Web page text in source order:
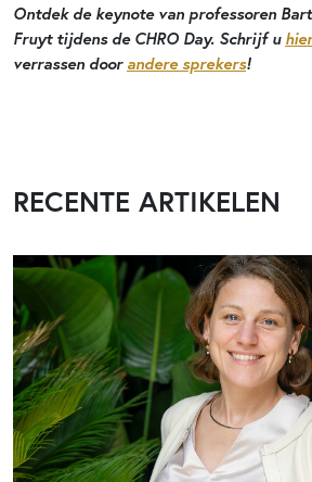
Ontdek de keynote van professoren
Fruyt tijdens de CHRO Day. Schrijf u hier
verrassen door andere sprekers!
RECENTE ARTIKELEN